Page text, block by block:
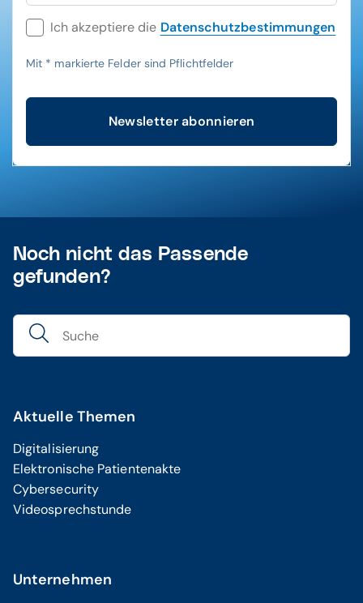
Ich akzeptiere die Datenschutzbestimmungen
Mit * markierte Felder sind Pflichtfelder
Newsletter abonnieren
Noch nicht das Passende
gefunden?
Aktuelle Themen
Digitalisierung
Elektronische Patientenakte
Cybersecurity
Videosprechstunde
Unternehmen